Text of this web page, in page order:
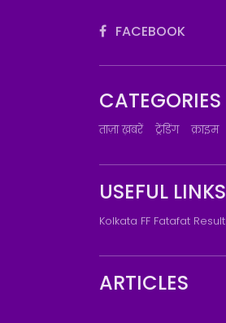
FACEBOOK
CATEGORIES
ताज़ा ख़बरें ट्रेंडिंग क्राइम
USEFUL LINKS
Kolkata FF Fatafat Result
ARTICLES